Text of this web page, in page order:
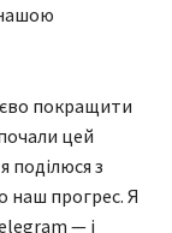
покращити
цей
поділюся з
наш прогрес. Я
— і